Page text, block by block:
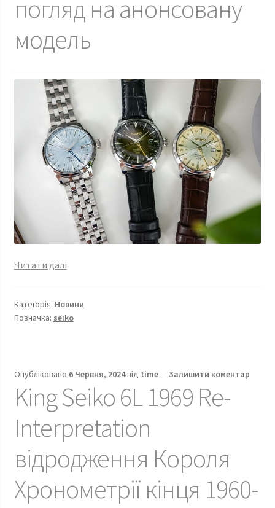
погляд на анонсовану
модель
Читати даліНові
Cocktail
GMT,
на
анонсовану
модель
Категорія: Новини
Позначка: seiko
Опубліковано 6 Червня, 2024від time—Залишити коментар
King Seiko 6L 1969 Re-
Interpretation
відродження Короля
Хронометрії кінця 1960-